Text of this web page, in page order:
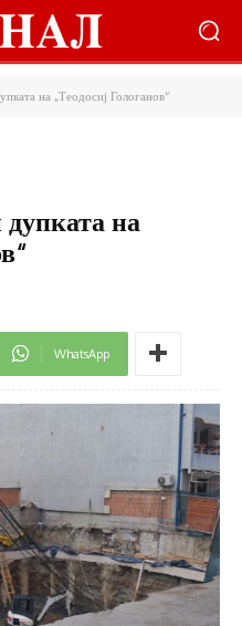
на „Теодосиј Гологанов“
на
WhatsApp